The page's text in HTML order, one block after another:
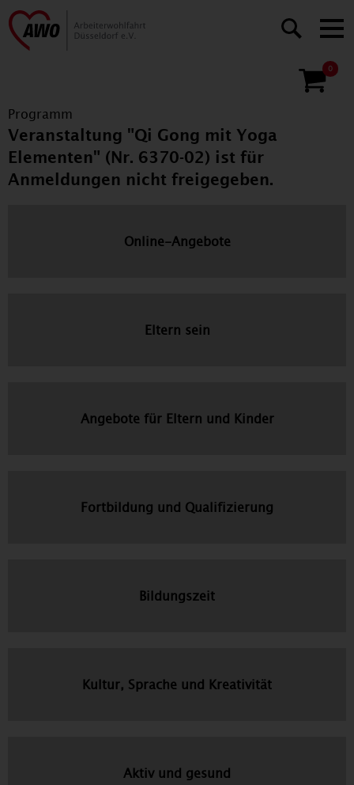
0
Programm
Veranstaltung "Qi Gong mit Yoga
Elementen" (Nr. 6370-02) ist für
Anmeldungen nicht freigegeben.
Online-Angebote
Eltern sein
Angebote für Eltern und Kinder
Fortbildung und Qualifizierung
Bildungszeit
Kultur, Sprache und Kreativität
Aktiv und gesund